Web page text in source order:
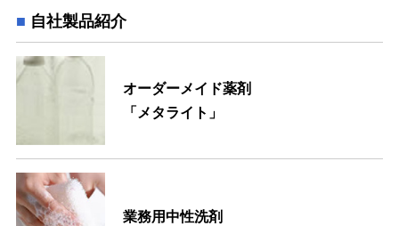
自社製品紹介
オーダーメイド薬剤
「メタライト」
業務用中性洗剤